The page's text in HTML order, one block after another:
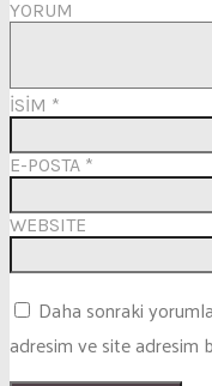
YORUM
İSİM *
E-POSTA *
WEBSITE
Daha sonraki
adresim ve site adresim